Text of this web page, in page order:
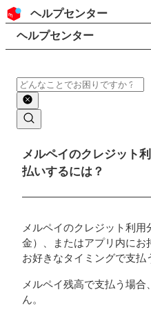
コンテンツにスキップ
ヘッダー
ヘルプセンター
検索
パンくずリスト
ヘルプセンター
検索
メインコンテンツ
メルペイのクレジット
払いするには？
メルペイのクレジット利用
金）、またはアプリ内にお
お好きなタイミングで支払
メルペイ残高で支払う場
ん。